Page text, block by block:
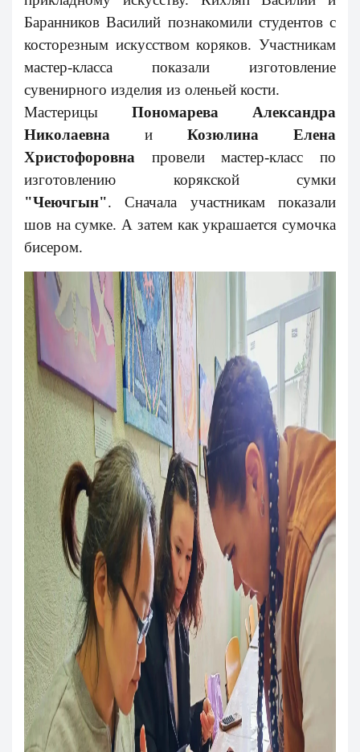
Баранников Василий познакомили студентов с
косторезным искусством коряков. Участникам
мастер-класса показали изготовление
сувенирного изделия из оленьей кости.
Мастерицы
Пономарева Александра
Николаевна и Козюлина Елена
Христофоровна провели мастер-класс по
изготовлению корякской сумки
"Чеючгын".Сначала участникам показали
шов на сумке. А затем как украшается сумочка
бисером.